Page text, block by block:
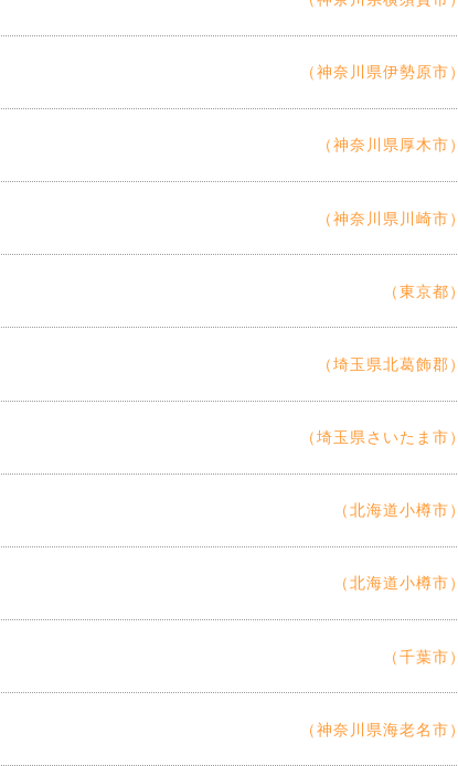
（神奈川県伊勢原市）
（神奈川県厚木市）
（神奈川県川崎市）
（東京都）
（埼玉県北葛飾郡）
（埼玉県さいたま市）
（北海道小樽市）
（北海道小樽市）
（千葉市）
（神奈川県海老名市）